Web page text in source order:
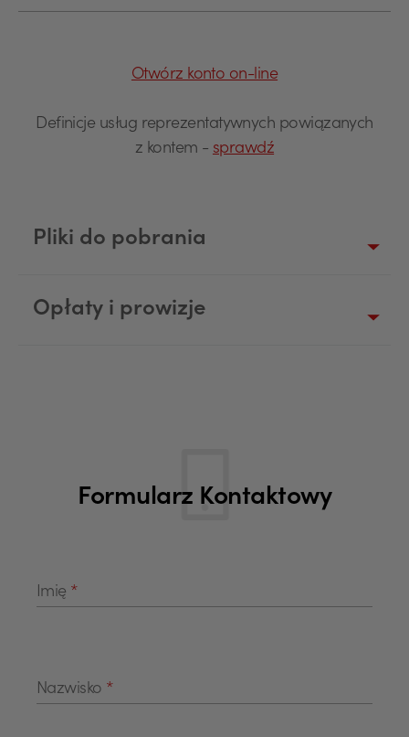
Otwórz konto on-line
Definicje usług reprezentatywnych powiązanych
z kontem - sprawdź
Pliki do pobrania
Opłaty i prowizje
Formularz Kontaktowy
Imię *
Nazwisko *